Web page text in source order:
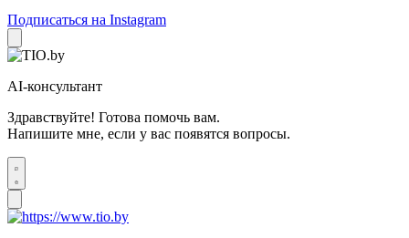
Подписаться на Instagram
AI-консультант
Здравствуйте! Готова помочь вам.
Напишите мне, если у вас появятся вопросы.